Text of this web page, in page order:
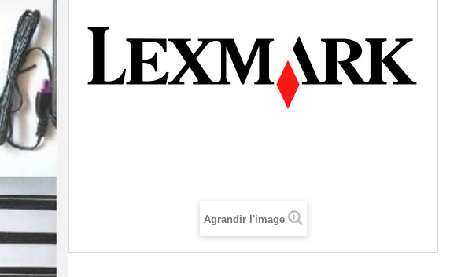
Agrandir l'image